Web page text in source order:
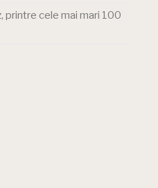
printre cele mai mari 100